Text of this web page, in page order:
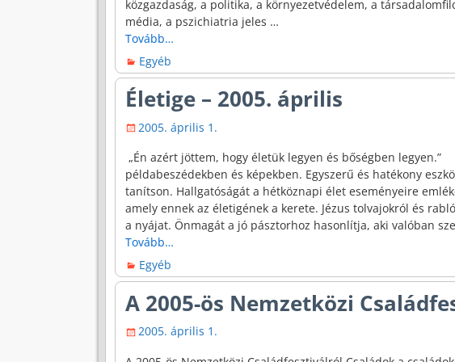
közgazdaság, a politika, a környezetvédelem, a
média, a pszichiatria jeles …
Tovább…
Egyéb
Életige – 2005. április
2005. április 1.
„Én azért jöttem, hogy életük legyen és bőségben
példabeszédekben és képekben. Egyszerű és hatékony
tanítson. Hallgatóságát a hétköznapi élet eseményeire
amely ennek az életigének a kerete. Jézus tolvajokról és
a nyájat. Önmagát a jó pásztorhoz hasonlítja, aki valóban
Tovább…
Egyéb
A 2005-ös Nemzetközi
2005. április 1.